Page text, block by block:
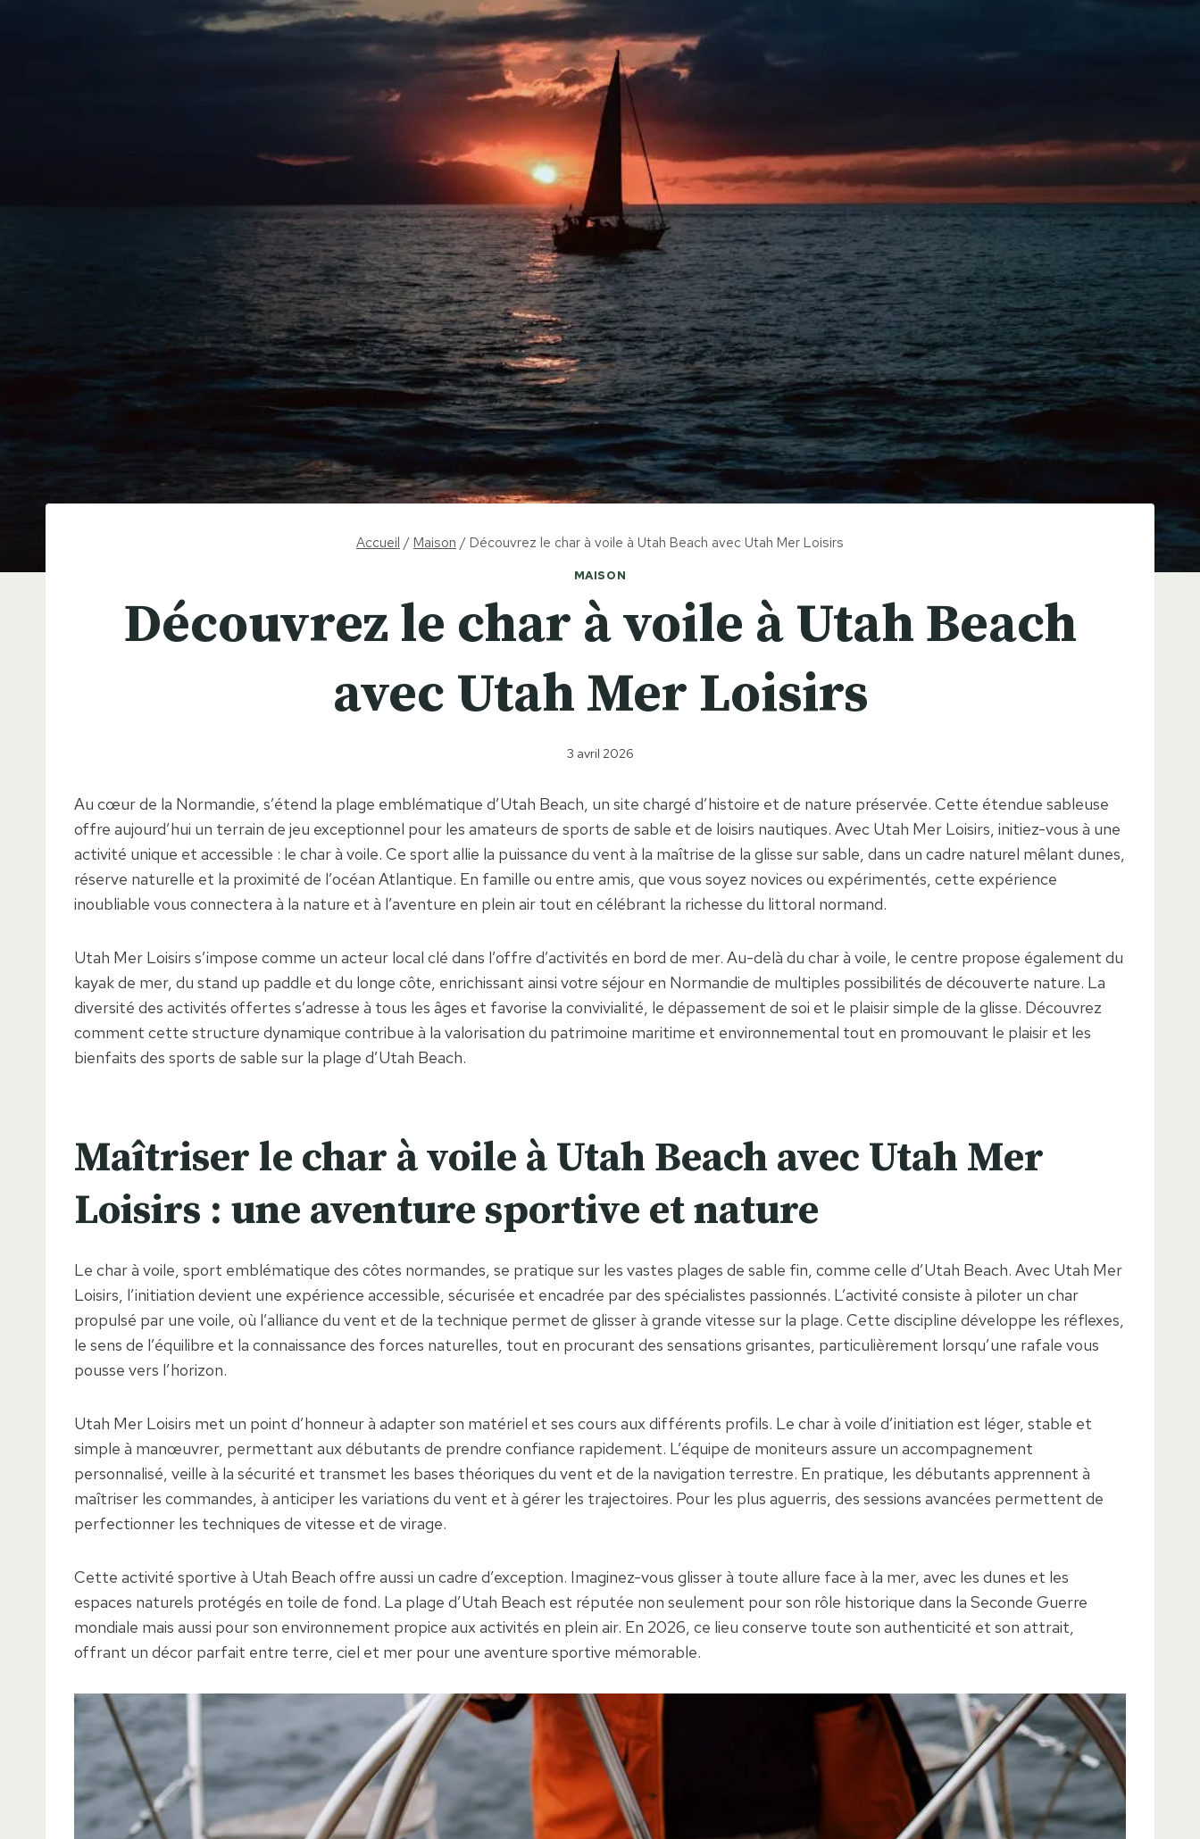
Accueil /Maison /Découvrez le char à voile à Utah Beach avec Utah Mer Loisirs
MAISON
Découvrez le char à voile à Utah Beach
avec Utah Mer Loisirs
3 avril 2026
Au cœur de la Normandie, s’étend la plage emblématique d’Utah Beach, un site chargé d’histoire et de nature préservée. Cette étendue sableuse
offre aujourd’hui un terrain de jeu exceptionnel pour les amateurs de sports de sable et de loisirs nautiques. Avec Utah Mer Loisirs, initiez-vous à une
activité unique et accessible : le char à voile. Ce sport allie la puissance du vent à la maîtrise de la glisse sur sable, dans un cadre naturel mêlant dunes,
réserve naturelle et la proximité de l’océan Atlantique. En famille ou entre amis, que vous soyez novices ou expérimentés, cette expérience
inoubliable vous connectera à la nature et à l’aventure en plein air tout en célébrant la richesse du littoral normand.
Utah Mer Loisirs s’impose comme un acteur local clé dans l’offre d’activités en bord de mer. Au-delà du char à voile, le centre propose également du
kayak de mer, du stand up paddle et du longe côte, enrichissant ainsi votre séjour en Normandie de multiples possibilités de découverte nature. La
diversité des activités offertes s’adresse à tous les âges et favorise la convivialité, le dépassement de soi et le plaisir simple de la glisse. Découvrez
comment cette structure dynamique contribue à la valorisation du patrimoine maritime et environnemental tout en promouvant le plaisir et les
bienfaits des sports de sable sur la plage d’Utah Beach.
Maîtriser le char à voile à Utah Beach avec Utah Mer
Loisirs : une aventure sportive et nature
Le char à voile, sport emblématique des côtes normandes, se pratique sur les vastes plages de sable fin, comme celle d’Utah Beach. Avec Utah Mer
Loisirs, l’initiation devient une expérience accessible, sécurisée et encadrée par des spécialistes passionnés. L’activité consiste à piloter un char
propulsé par une voile, où l’alliance du vent et de la technique permet de glisser à grande vitesse sur la plage. Cette discipline développe les réflexes,
le sens de l’équilibre et la connaissance des forces naturelles, tout en procurant des sensations grisantes, particulièrement lorsqu’une rafale vous
pousse vers l’horizon.
Utah Mer Loisirs met un point d’honneur à adapter son matériel et ses cours aux différents profils. Le char à voile d’initiation est léger, stable et
simple à manœuvrer, permettant aux débutants de prendre confiance rapidement. L’équipe de moniteurs assure un accompagnement
personnalisé, veille à la sécurité et transmet les bases théoriques du vent et de la navigation terrestre. En pratique, les débutants apprennent à
maîtriser les commandes, à anticiper les variations du vent et à gérer les trajectoires. Pour les plus aguerris, des sessions avancées permettent de
perfectionner les techniques de vitesse et de virage.
Cette activité sportive à Utah Beach offre aussi un cadre d’exception. Imaginez-vous glisser à toute allure face à la mer, avec les dunes et les
espaces naturels protégés en toile de fond. La plage d’Utah Beach est réputée non seulement pour son rôle historique dans la Seconde Guerre
mondiale mais aussi pour son environnement propice aux activités en plein air. En 2026, ce lieu conserve toute son authenticité et son attrait,
offrant un décor parfait entre terre, ciel et mer pour une aventure sportive mémorable.